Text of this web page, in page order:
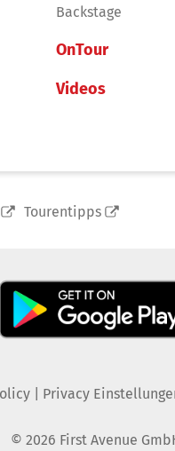
Backstage
OnTour
Videos
Tourentipps
| Privacy
© 2026 First Avenue